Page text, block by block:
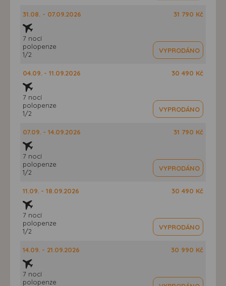
31.08. - 07.09.2026
7 nocí
polopenze
1/2
31 790 Kč
VYPRODÁNO
04.09. - 11.09.2026
7 nocí
polopenze
1/2
30 490 Kč
VYPRODÁNO
07.09. - 14.09.2026
7 nocí
polopenze
1/2
31 790 Kč
VYPRODÁNO
11.09. - 18.09.2026
7 nocí
polopenze
1/2
30 490 Kč
VYPRODÁNO
14.09. - 21.09.2026
7 nocí
polopenze
30 990 Kč